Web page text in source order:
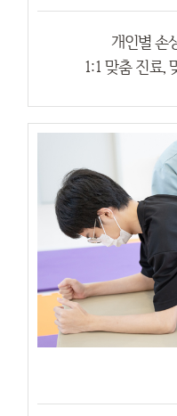
개인별 손
1:1 맞춤 진료,